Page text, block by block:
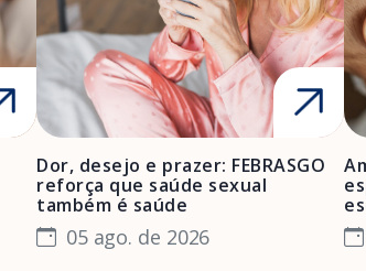
Dor, desejo e prazer: FEBRASGO
reforça que saúde sexual
também é saúde
05 ago. de 2026